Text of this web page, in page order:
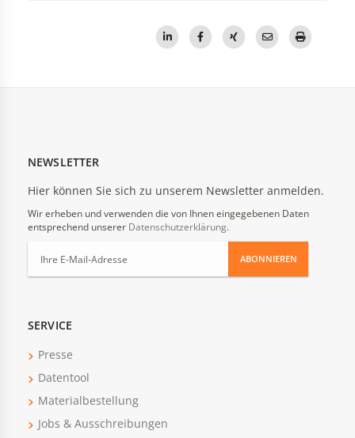
NEWSLETTER
Hier können Sie sich zu unserem Newsletter anmelden.
Wir erheben und verwenden die von Ihnen eingegebenen Daten
entsprechend unserer Datenschutzerklärung.
ABONNIEREN
SERVICE
Presse
Datentool
Materialbestellung
Jobs & Ausschreibungen